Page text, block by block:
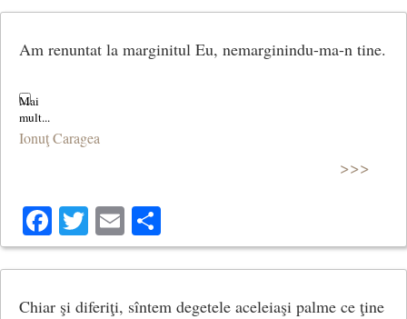
Am renuntat la marginitul Eu, nemarginindu-ma-n tine.
Ionuţ Caragea
>>>
Facebook
Twitter
Email
Chiar şi diferiţi, sîntem degetele aceleiaşi palme ce ţine